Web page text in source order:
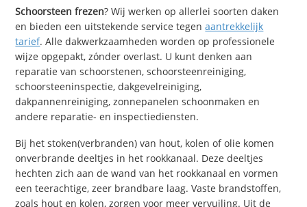
Schoorsteen frezen? Wij werken op allerlei soorten daken
en bieden een uitstekende service tegenaantrekkelijk
tarief. Alle dakwerkzaamheden worden op professionele
wijze opgepakt, zónder overlast. U kunt denken aan
reparatie van schoorstenen, schoorsteenreiniging,
schoorsteeninspectie, dakgevelreiniging,
dakpannenreiniging, zonnepanelen schoonmaken en
andere reparatie- en inspectiediensten.
Bij het stoken(verbranden) van hout, kolen of olie komen
onverbrande deeltjes in het rookkanaal. Deze deeltjes
hechten zich aan de wand van het rookkanaal en vormen
een teerachtige, zeer brandbare laag. Vaste brandstoffen,
zoals hout en kolen, zorgen voor meer vervuiling. Uit de